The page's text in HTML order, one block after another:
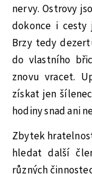
nervy. Ostrovy
dokonce i cesty
Brzy tedy
do vlastního
znovu vracet.
získat jen
hodiny snad ani
Zbytek
hledat další
různých